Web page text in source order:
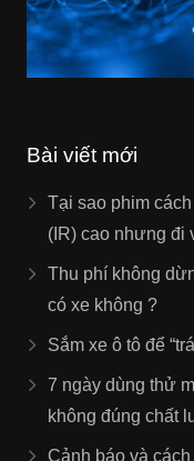
Bài viết mới
Tại sao phim
(IR) cao nhưng đi
Thu phí không
có xe không ?
Sắm xe ô tô để
7 ngày dùng thử
không đúng chất
Cảnh báo và